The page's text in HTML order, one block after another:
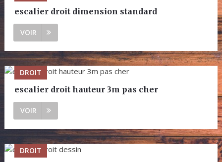
escalier droit dimension standard
VOIR
DROIT
escalier droit hauteur 3m pas cher
VOIR
DROIT